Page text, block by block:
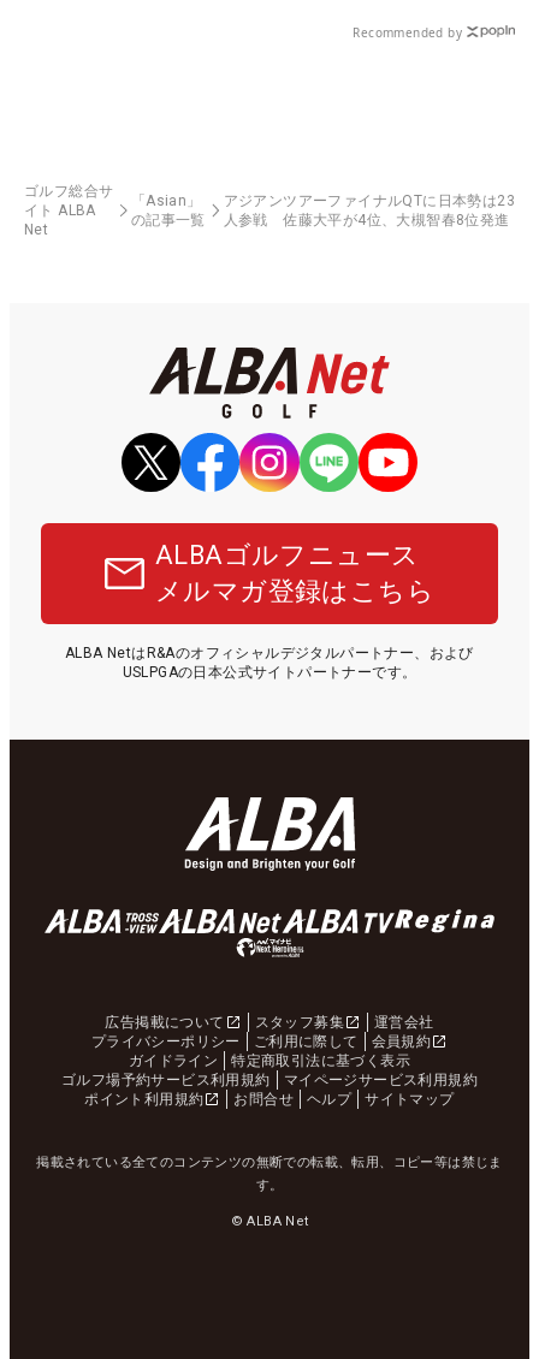
Recommended by
ゴルフ総合サ
イト ALBA
Net
「Asian」
の記事一覧
アジアンツアーファイナルQTに日本勢は23
人参戦 佐藤大平が4位、大槻智春8位発進
ALBAゴルフニュース
メルマガ登録はこちら
ALBA NetはR&Aのオフィシャルデジタルパートナー、および
USLPGAの日本公式サイトパートナーです。
広告掲載について スタッフ募集
運営会社
プライバシーポリシー
ご利用に際して
会員規約
ガイドライン
特定商取引法に基づく表示
ゴルフ場予約サービス利用規約
マイページサービス利用規約
ポイント利用規約
お問合せ ヘルプ サイトマップ
掲載されている全てのコンテンツの無断での転載、転用、コピー等は禁じま
す。
© ALBA Net